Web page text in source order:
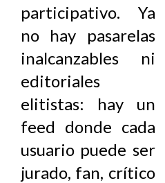
participativo. Ya
no hay pasarelas
inalcanzables ni
editoriales
elitistas: hay un
feed donde cada
usuario puede ser
jurado, fan, crítico